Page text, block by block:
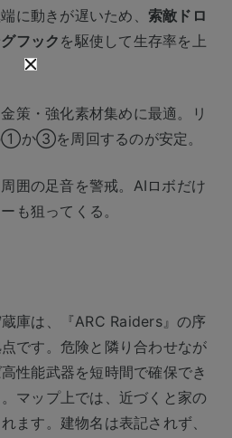
に動きが遅いため、 索敵ドロ
フック を駆使して生存率を上
策・強化素材集めに最適。リ
①か③を周回するのが安定。
囲の足音を警戒。AIロボだけ
も狙ってくる。
庫は、『ARC Raiders』の序
です。危険と隣り合わせなが
性能武器を短時間で確保でき
マップ上では、近づくと家の
ます。建物名は表記されず、